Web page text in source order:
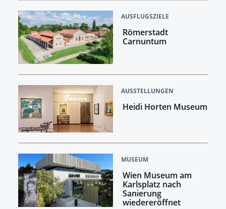
AUSFLUGSZIELE
Römerstadt
Carnuntum
AUSSTELLUNGEN
Heidi Horten Museum
MUSEUM
Wien Museum am
Karlsplatz nach
Sanierung
wiedereröffnet